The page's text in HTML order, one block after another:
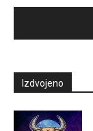
Izdvojeno